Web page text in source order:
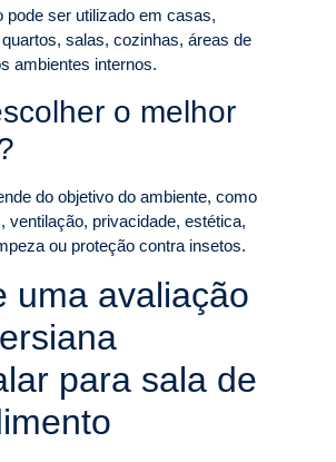
pode ser utilizado em casas,
salas, cozinhas, áreas de
ambientes internos.
o melhor
do objetivo do ambiente, como
ventilação, privacidade, estética,
ou proteção contra insetos.
uma avaliação
para sala de